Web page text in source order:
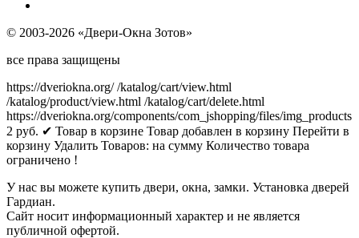
© 2003-2026 «Двери-Окна Зотов»
все права защищены
https://dveriokna.org/ /katalog/cart/view.html
/katalog/product/view.html /katalog/cart/delete.html
https://dveriokna.org/components/com_jshopping/files/img_products
2 руб. ✔ Товар в корзине Товар добавлен в корзину Перейти в
корзину Удалить Товаров: на сумму Количество товара
ограничено !
У нас вы можете купить двери, окна, замки. Установка дверей
Гардиан.
Сайт носит информационный характер и не является
публичной офертой.